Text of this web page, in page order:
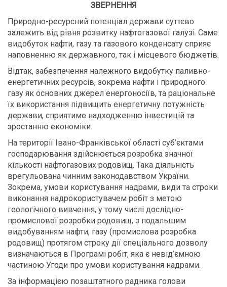
ЗВЕРНЕННЯ
Природно-ресурсний потенціал держави суттєво
залежить від рівня розвитку нафтогазової галузі. Саме
видобуток нафти, газу та газового конденсату сприяє
наповненню як державного, так і місцевого бюджетів.
Відтак, забезпечення належного видобутку паливно-
енергетичних ресурсів, зокрема нафти і природного
газу як основних джерел енергоносіїв, та раціональне
їх використання підвищить енергетичну потужність
держави, сприятиме надходженню інвестицій та
зростанню економіки.
На території Івано-Франківської області суб’єктами
господарювання здійснюється розробка значної
кількості нафтогазових родовищ. Така діяльність
врегульована чинним законодавством України.
Зокрема, умови користування надрами, види та строки
виконання надрокористувачем робіт з метою
геологічного вивчення, у тому числі дослідно-
промислової розробки родовищ, з подальшим
видобуванням нафти, газу (промислова розробка
родовищ) протягом строку дії спеціального дозволу
визначаються в Програмі робіт, яка є невід’ємною
частиною Угоди про умови користування надрами.
За інформацією позаштатного радника голови